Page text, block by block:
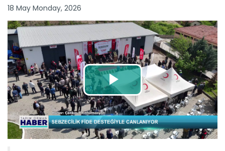
18 May Monday, 2026